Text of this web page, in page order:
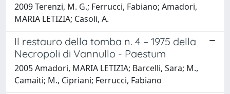
2009 Terenzi, M. G.; Ferrucci, Fabiano; Amadori,
MARIA LETIZIA; Casoli, A.
Il restauro della tomba n. 4 – 1975 della
Necropoli di Vannullo - Paestum
2005 Amadori, MARIA LETIZIA; Barcelli, Sara; M.,
Camaiti; M., Cipriani; Ferrucci, Fabiano